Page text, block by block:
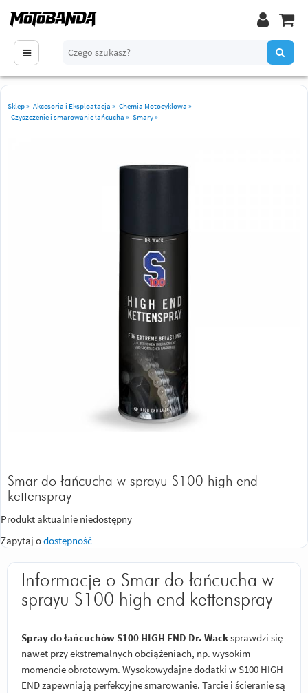
Sklep» Akcesoria i Eksploatacja » Chemia Motocyklowa »
Czyszczenie i smarowanie łańcucha » Smary»
Smar do łańcucha w sprayu S100 high end
kettenspray
Produkt aktualnie niedostępny
Zapytaj odostępność
Informacje o Smar do łańcucha w
sprayu S100 high end kettenspray
Spray do łańcuchów S100 HIGH END Dr. Wacksprawdzi się
nawet przy ekstremalnych obciążeniach, np. wysokim
momencie obrotowym. Wysokowydajne dodatki w S100 HIGH
END zapewniają perfekcyjne smarowanie. Tarcie i ścieranie są